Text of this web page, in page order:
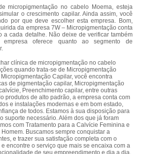
micropigmentação no cabelo Moema, esteja
o crescimento capilar. Ainda assim, você
por que deve escolher esta empresa. Bom,
da empresa 7W – Micropigmentação conta
a cada detalhe. Não deixe de verificar também
oferece quanto ao segmento de
clínica de micropigmentação no cabelo
quando trata-se de Micropigmentação
Capilar, você encontra
de pigmentação capilar, Micropigmentação
Preenchimento capilar, entre outras
produtos de alto padrão, a empresa conta com
e instalações modernas e em bom estado,
de todos. Estamos à sua disposição para
suporte necessário. Além dos que já foram
com Tratamento para a Calvície Feminina e
Buscamos sempre conquistar a
e trazer sua satisfação completa com o
encontre o serviço que mais se encaixa com a
de seu empreendimento e dia a dia.